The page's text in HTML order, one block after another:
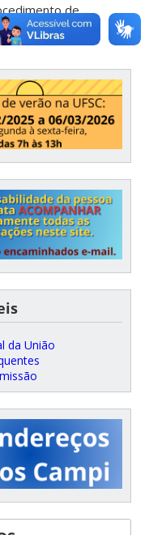
de
da União